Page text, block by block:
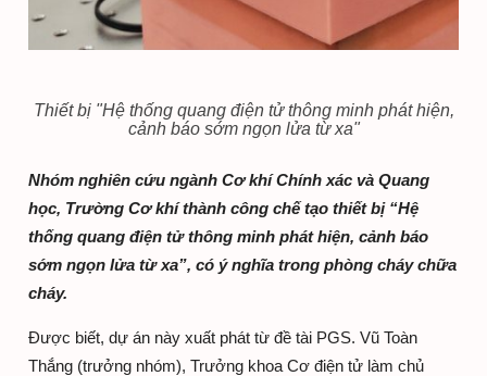
Thiết bị "Hệ thống quang điện tử thông minh phát hiện,
cảnh báo sớm ngọn lửa từ xa"
Nhóm nghiên cứu ngành Cơ khí Chính xác và Quang
học, Trường Cơ khí thành công chế tạo thiết bị “Hệ
thống quang điện tử thông minh phát hiện, cảnh báo
sớm ngọn lửa từ xa”, có ý nghĩa trong phòng cháy chữa
cháy.
Được biết, dự án này xuất phát từ đề tài PGS. Vũ Toàn
Thắng (trưởng nhóm), Trưởng khoa Cơ điện tử làm chủ